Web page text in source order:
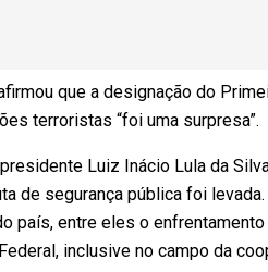
que a designação do
terroristas “foi uma surpresa”.
Luiz Inácio Lula da
de segurança pública foi
país, entre eles o
inclusive no campo da